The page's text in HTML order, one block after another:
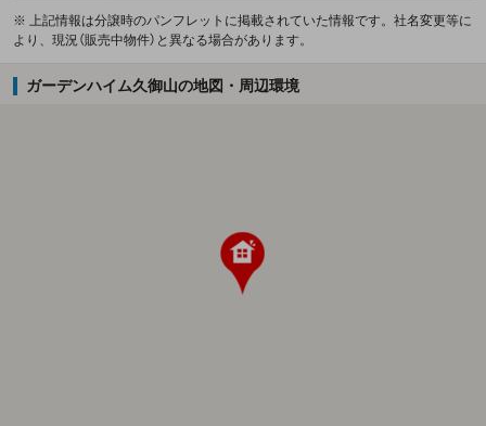
※ 上記情報は分譲時のパンフレットに掲載されていた情報です。社名変更等に
より、現況（販売中物件）と異なる場合があります。
ガーデンハイム久御山の地図・周辺環境